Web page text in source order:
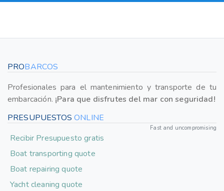
PROBARCOS
Profesionales para el mantenimiento y transporte de tu
embarcación. ¡Para que disfrutes del mar con seguridad!
PRESUPUESTOSONLINE
Fast and uncompromising
Recibir Presupuesto gratis
Boat transporting quote
Boat repairing quote
Yacht cleaning quote